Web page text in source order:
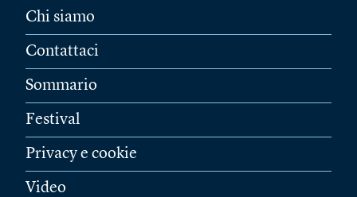
Chi siamo
Contattaci
Sommario
Festival
Privacy e cookie
Video